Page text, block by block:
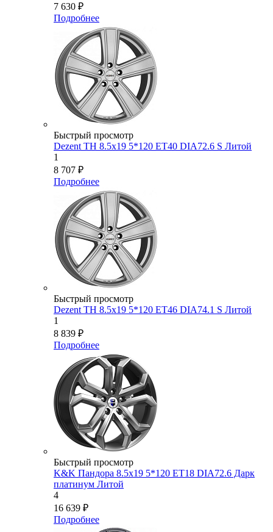
7 630 ₽
Подробнее
Быстрый просмотр
Dezent TH 8.5x19 5*120 ET40 DIA72.6 S Литой
1
8 707 ₽
Подробнее
Быстрый просмотр
Dezent TH 8.5x19 5*120 ET46 DIA74.1 S Литой
1
8 839 ₽
Подробнее
Быстрый просмотр
K&K Пандора 8.5x19 5*120 ET18 DIA72.6 Дарк
платинум Литой
4
16 639 ₽
Подробнее